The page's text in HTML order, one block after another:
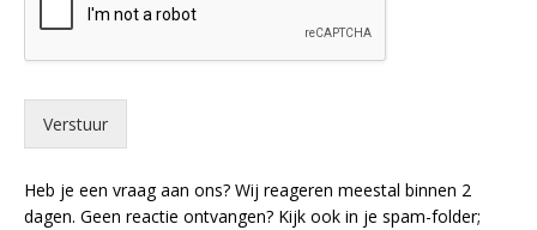
Verstuur
Heb je een vraag aan ons? Wij reageren meestal binnen 2
dagen. Geen reactie ontvangen? Kijk ook in je spam-folder;